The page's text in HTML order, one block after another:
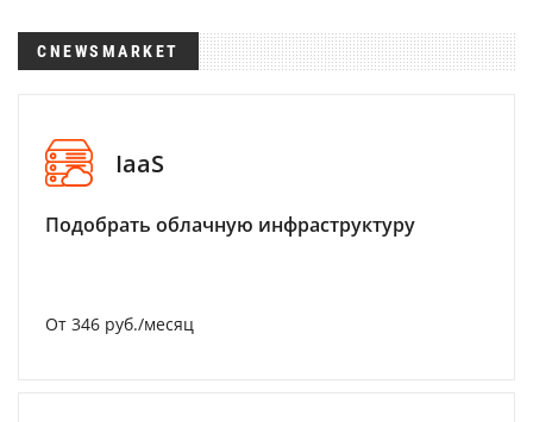
CNEWSMARKET
IaaS
Подобрать облачную инфраструктуру
От 346 руб./месяц